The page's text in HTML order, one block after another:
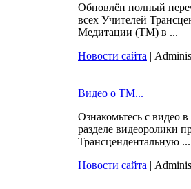
Обновлён полный
всех Учителей
Медитации (ТМ) в ...
Новости сайта |
Видео о ТМ...
Ознакомьтесь с видео
разделе видеоролики
Трансцендентальную ...
Новости сайта |